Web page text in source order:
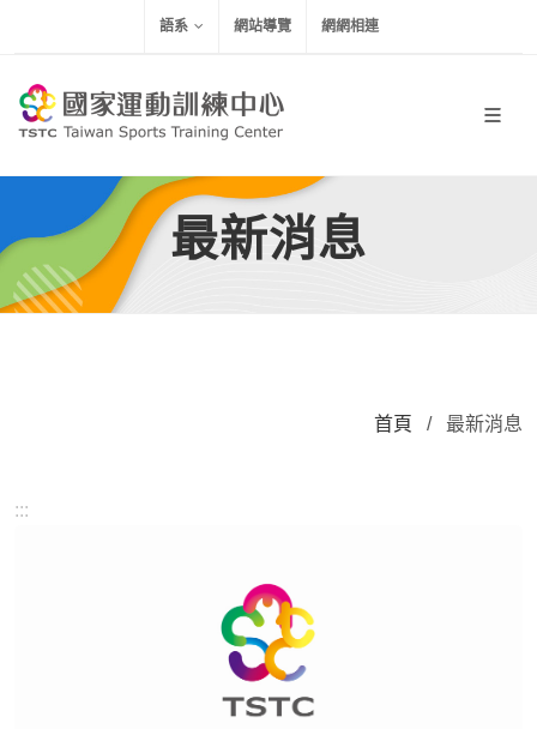
語系 網站導覽 網網相連
最新消息
首頁 / 最新消息
:::